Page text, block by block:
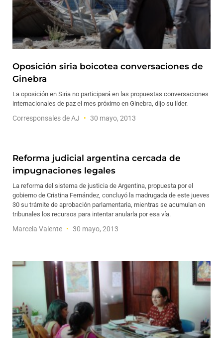
Oposición siria boicotea conversaciones de
Ginebra
La oposición en Siria no participará en las propuestas conversaciones
internacionales de paz el mes próximo en Ginebra, dijo su líder.
Corresponsales de AJ 30 mayo, 2013
Reforma judicial argentina cercada de
impugnaciones legales
La reforma del sistema de justicia de Argentina, propuesta por el
gobierno de Cristina Fernández, concluyó la madrugada de este jueves
30 su trámite de aprobación parlamentaria, mientras se acumulan en
tribunales los recursos para intentar anularla por esa vía.
Marcela Valente 30 mayo, 2013